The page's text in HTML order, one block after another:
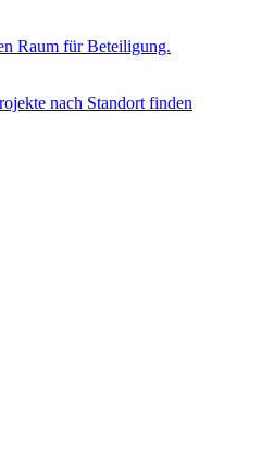
Raum für Beteiligung.
nach Standort finden